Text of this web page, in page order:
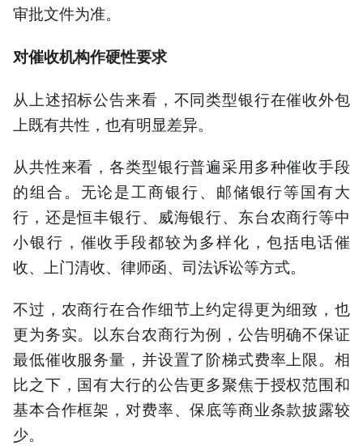
审批文件为准。
对催收机构作硬性要求
从上述招标公告来看，不同类型银行在催收外包
上既有共性，也有明显差异。
从共性来看，各类型银行普遍采用多种催收手段
的组合。无论是工商银行、邮储银行等国有大
行，还是恒丰银行、威海银行、东台农商行等中
小银行，催收手段都较为多样化，包括电话催
收、上门清收、律师函、司法诉讼等方式。
不过，农商行在合作细节上约定得更为细致，也
更为务实。以东台农商行为例，公告明确不保证
最低催收服务量，并设置了阶梯式费率上限。相
比之下，国有大行的公告更多聚焦于授权范围和
基本合作框架，对费率、保底等商业条款披露较
少。